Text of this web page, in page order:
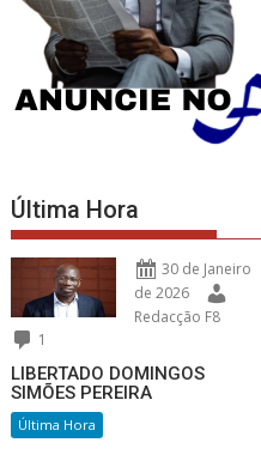
Última Hora
30 de Janeiro
de 2026
Redacção F8
1
LIBERTADO DOMINGOS
SIMÕES PEREIRA
Última Hora